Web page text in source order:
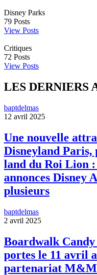
Disney Parks
79 Posts
View Posts
Critiques
72 Posts
View Posts
LES DERNIERS
baptdelmas
12 avril 2025
Une nouvelle
Disneyland Paris,
land du Roi Lion :
annonces Disney
plusieurs
baptdelmas
2 avril 2025
Boardwalk Candy
portes le 11 avril
partenariat